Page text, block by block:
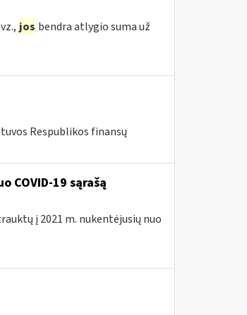
jos bendra atlygio suma už
Respublikos finansų
COVID-19 sąrašą
į 2021 m. nukentėjusių nuo